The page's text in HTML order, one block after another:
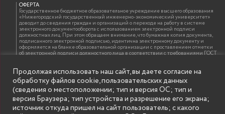
ОФЕРТА
Государственное бюджетное образовательное учреждение высшего образования
«Нижегородский государственный инженерно-экономический университет»
доводит до сведения граждан и организаций о переходе на работу в системе
электронного документооборота с использованием электронной подписи
должностных лиц. При этом обращаем внимание, что бумажная копия документа,
подписанного электронной подписью, идентична электронному документу и
оформляется на бланке образовательной организации с проставлением отметки
об электронной подписи должностного лица в соответствии с требованиями ГОСТ
ИНФОРМАЦИЯ ДЛЯ ПРАВООБЛАДАТЕЛЕЙ
Все права на аудио и видео материалы, представленные на нашем сайте
принадлежат их законным владельцам и предназначены только для ознакомления.
Продолжая использовать наш сайт, вы даете согласие на
обработку файлов cookie, пользовательских данных
(сведения о местоположении; тип и версия ОС; тип и
версия Браузера; тип устройства и разрешение его экрана;
источник откуда пришел на сайт пользователь; с какого